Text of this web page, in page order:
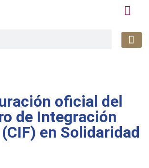
oficial del
de Integración
en Solidaridad